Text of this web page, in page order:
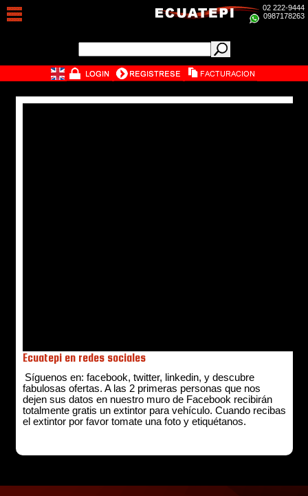
02 222-9444
0987178263
Ecuatepi en redes sociales
Síguenos en: facebook, twitter, linkedin, y descubre
fabulosas ofertas. A las 2 primeras personas que nos
dejen sus datos en nuestro muro de Facebook recibirán
totalmente gratis un extintor para vehículo. Cuando recibas
el extintor por favor tomate una foto y etiquétanos.